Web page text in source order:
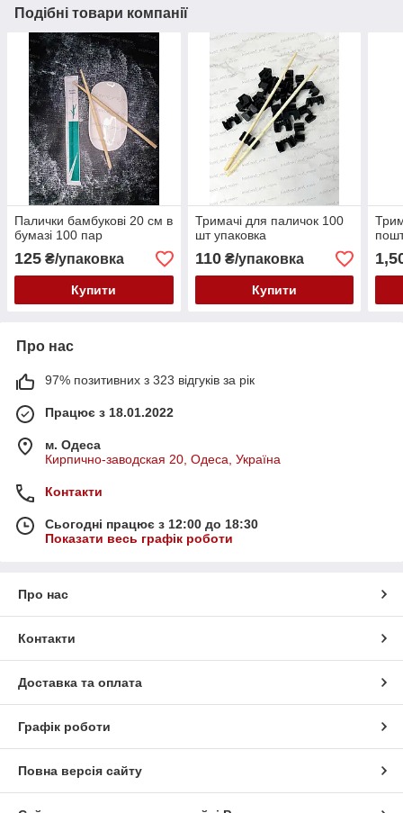
Подібні товари компанії
Палички бамбукові 20 см в
бумазі 100 пар
125 ₴/упаковка
Купити
Тримачі для паличок 100
шт упаковка
110₴/упаковка
Купити
Про нас
97% позитивних з 323 відгуків за рік
Працює з 18.01.2022
м. Одеса
Кирпично-заводская 20, Одеса, Україна
Контакти
Сьогодні працює з 12:00 до 18:30
Показати весь графік роботи
Про нас
Контакти
Доставка та оплата
Графік роботи
Повна версія сайту